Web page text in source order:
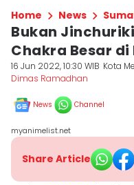
Home News
Bukan
Chakra Besar
16 Jun 2022, 10:30 WIB Kota
Dimas Ramadhan
News Channel
myanimelist.net
Share Article